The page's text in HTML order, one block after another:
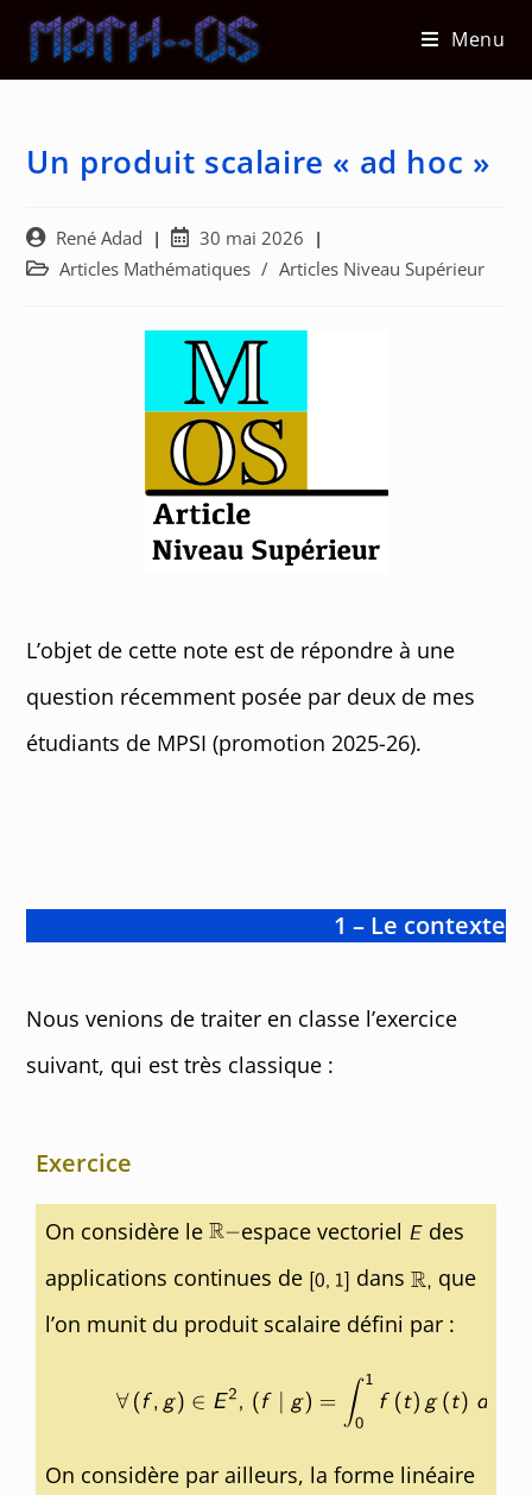
content
Menu
Un produit scalaire « ad hoc »
Auteur/autrice
de
René Adad
Post
published:
30 mai 2026
Post Articles Mathématiques / Articles Niveau Supérieur
L’objet de cette note est de répondre à une
question récemment posée par deux de mes
étudiants de MPSI (promotion 2025-26).
1 – Le contexte
Nous venions de traiter en classe l’exercice
suivant, qui est très classique :
Exercice
On considère le espace vectoriel
des
applications continues de
dans
que
l’on munit du produit scalaire défini par :
On considère par ailleurs, la forme linéaire